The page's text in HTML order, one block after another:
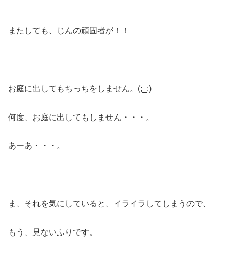
またしても、じんの頑固者が！！
お庭に出してもちっちをしません。(;_:)
何度、お庭に出してもしません・・・。
あーあ・・・。
ま、それを気にしていると、イライラしてしまうので、
もう、見ないふりです。